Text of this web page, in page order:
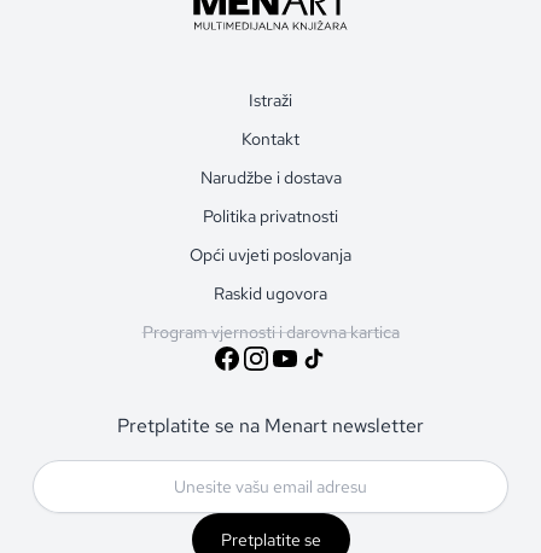
Istraži
Kontakt
Narudžbe i dostava
Politika privatnosti
Opći uvjeti poslovanja
Raskid ugovora
Program vjernosti i darovna kartica
Pretplatite se na Menart newsletter
Pretplatite se